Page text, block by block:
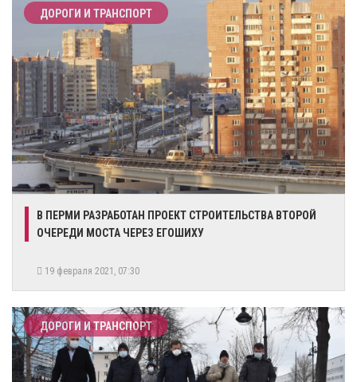
ДОРОГИ И ТРАНСПОРТ
В ПЕРМИ РАЗРАБОТАН ПРОЕКТ СТРОИТЕЛЬСТВА ВТОРОЙ
ОЧЕРЕДИ МОСТА ЧЕРЕЗ ЕГОШИХУ
19 февраля 2021, 07:30
ДОРОГИ И ТРАНСПОРТ